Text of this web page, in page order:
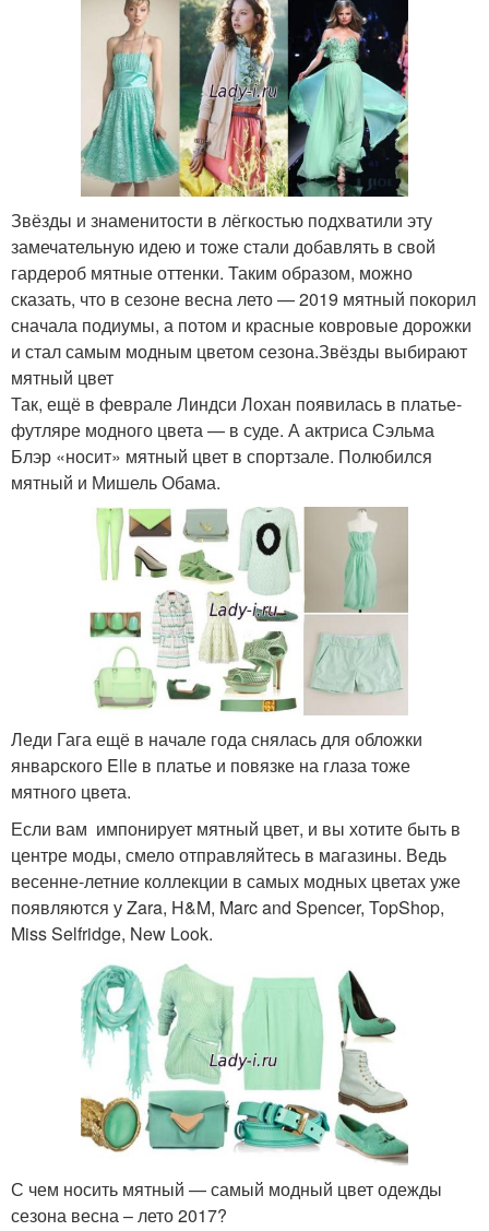
Звёзды и знаменитости в лёгкостью подхватили эту
замечательную идею и тоже стали добавлять в свой
гардероб мятные оттенки. Таким образом, можно
сказать, что в сезоне весна лето — 2019 мятный покорил
сначала подиумы, а потом и красные ковровые дорожки
и стал самым модным цветом сезона.Звёзды выбирают
мятный цвет
Так, ещё в феврале Линдси Лохан появилась в платье-
футляре модного цвета — в суде. А актриса Сэльма
Блэр «носит» мятный цвет в спортзале. Полюбился
мятный и Мишель Обама.
Леди Гага ещё в начале года снялась для обложки
январского Elle в платье и повязке на глаза тоже
мятного цвета.
Если вам импонирует мятный цвет, и вы хотите быть в
центре моды, смело отправляйтесь в магазины. Ведь
весенне-летние коллекции в самых модных цветах уже
появляются у Zara, H&M, Marc and Spencer, TopShop,
Miss Selfridge, New Look.
С чем носить мятный — самый модный цвет одежды
сезона весна – лето 2017?